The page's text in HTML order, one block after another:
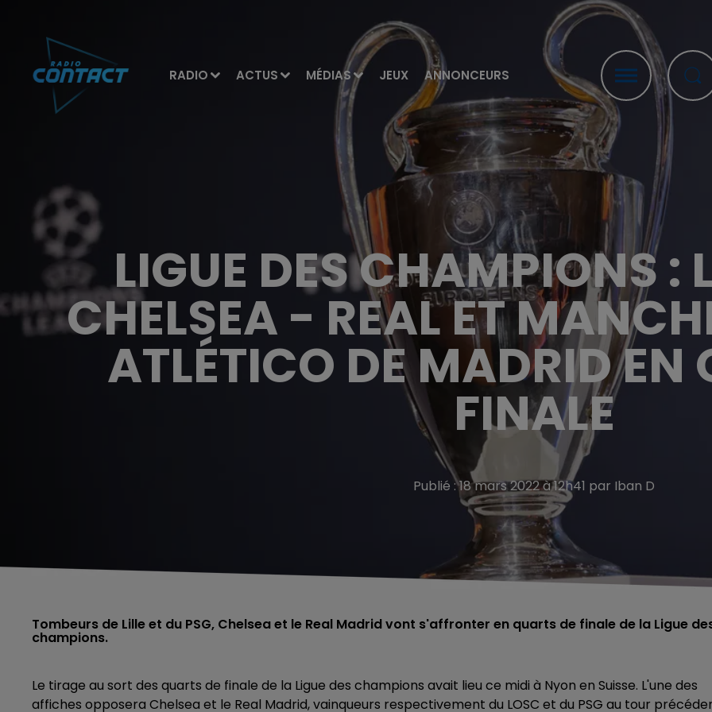
RADIO ACTUS MÉDIAS JEUX ANNONCEURS
LIGUE DES CHAMPIONS :
CHELSEA - REAL ET
ATLÉTICO DE MADRID EN
FINALE
Publié : 18 mars 2022 à 12h41 par Iban D
Tombeurs de Lille et du PSG, Chelsea et le Real Madrid vont s'affronter en quarts de finale de la Ligue
champions.
Le tirage au sort des quarts de finale de la Ligue des champions avait lieu ce midi à Nyon en Suisse. L'une des
affiches opposera Chelsea et le Real Madrid, vainqueurs respectivement du LOSC et du PSG au tour